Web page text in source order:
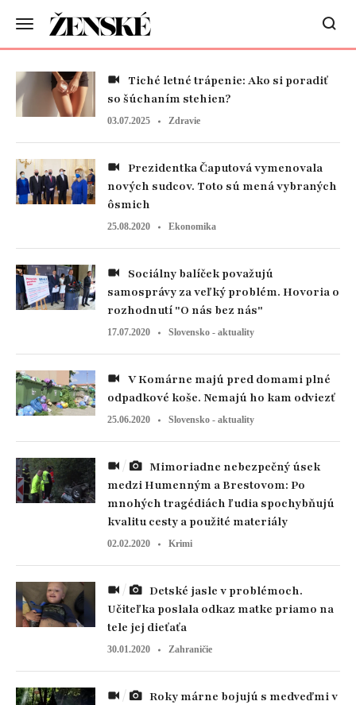
so šúchaním stehien?
03.07.2025 Zdravie
nových sudcov. Toto sú mená vybraných
ôsmich
25.08.2020 Ekonomika
samosprávy za veľký problém. Hovoria o
rozhodnutí "O nás bez nás"
17.07.2020 Slovensko - aktuality
odpadkové koše. Nemajú ho kam odviezť
25.06.2020 Slovensko - aktuality
medzi Humenným a Brestovom: Po
mnohých tragédiách ľudia spochybňujú
kvalitu cesty a použité materiály
02.02.2020 Krimi
Učiteľka poslala odkaz matke priamo na
tele jej dieťaťa
30.01.2020 Zahraničie